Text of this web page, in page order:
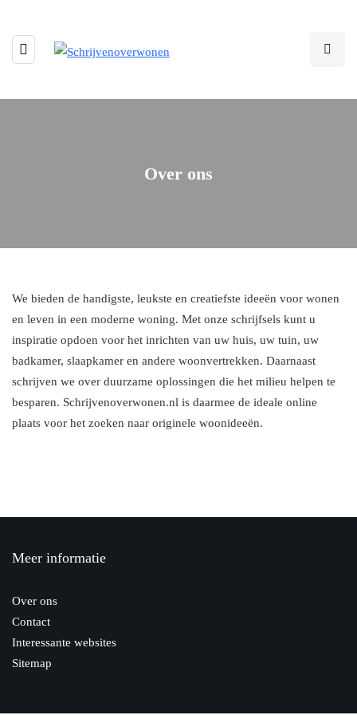
Over ons
We bieden de handigste, leukste en creatiefste ideeën voor wonen
en leven in een moderne woning. Met onze schrijfsels kunt u
inspiratie opdoen voor het inrichten van uw huis, uw tuin, uw
badkamer, slaapkamer en andere woonvertrekken. Daarnaast
schrijven we over duurzame oplossingen die het milieu helpen te
besparen. Schrijvenoverwonen.nl is daarmee de ideale online
plaats voor het zoeken naar originele woonideeën.
Meer informatie
Over ons
Contact
Interessante websites
Sitemap